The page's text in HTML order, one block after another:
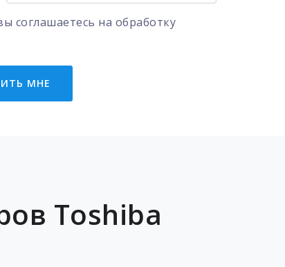
соглашаетесь на обработку
МНЕ
Toshiba